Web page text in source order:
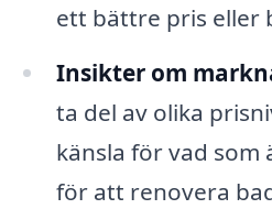
ett bättre pris eller
Insikter om
ta del av olika
känsla för vad
för att renovera